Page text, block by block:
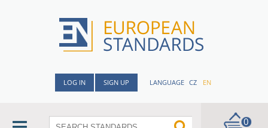
LOG IN SIGN UP LANGUAGE CZ EN
0